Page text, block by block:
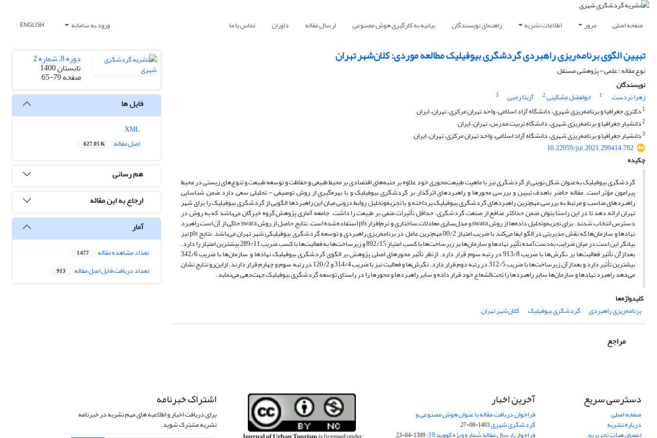
صفحه اصلی مرور اطلاعات نشریه راهنمای نویسندگان بیانیه به کارگیری هوش مصنوعی ارسال مقاله داوران تماس با ما ورود به سامانه ENGLISH
تبیین الگوی برنامه‌ریزی راهبردی گردشگری بیوفیلیک مطالعه موردی: کلان‌شهر تهران
نوع مقاله : علمی - پژوهشی مستقل
نویسندگان
زهرا تردست
1 ابولفضل مشکینی2 آزیتا رجبی
3
1 دکتری جغرافیا و برنامه‌ریزی شهری، دانشگاه آزاد اسلامی، واحد تهران مرکزی، تهران، ایران
2دانشیار جغرافیا و برنامه‌ریزی شهری، دانشگاه تربیت مدرس، تهران، ایران
3دانشیار جغرافیا و برنامه‌ریزی شهری، دانشگاه آزاد اسلامی، واحد تهران مرکزی، تهران، ایران
10.22059/jut.2021.299414.782
چکیده
گردشگری بیوفیلیک به‌عنوان شکل نوینی از گردشگری نیز با ماهیت طبیعت‌محوری خود علاوه بر جنبه‌های اقتصادی بر محیط طبیعی و حفاظت و توسعه طبیعت و تنوع‌های زیستی در محیط
پیرامون مؤثر است. مقاله حاضر باهدف تبیین و بررسی محورها و راهبردهای اثرگذار بر گردشگری بیوفیلیک و با بهره‌گیری از روش توصیفی - تحلیلی سعی دارد ضمن شناسایی
راهبردهای مناسب و مرتبط به بررسی مهم‌ترین راهبردهای گردشگری بیوفیلیک پرداخته و با تجزیه‌وتحلیل روابط درونی میان این راهبردها الگویی از گردشگری بیوفیلیک را برای شهر
تهران ارائه دهد تا در این راستا بتوان ضمن حداکثر منافع از صنعت گردشگری، حداقل تأثیرات منفی بر طبیعت را داشت. جامعه آماری پژوهش گروه خبرگان می‌باشد که به روش در
دسترس انتخاب شدند. برای تجزیه‌وتحلیل داده‌ها از روش swara و مدل‌سازی معادلات ساختاری و نرم‌افزار pls استفاده‌شده است. نتایج حاصل از روش swara حاکی از آن است راهبرد
نهادها و سازمان‌ها که نقش مدیریتی در الگو ایفا می‌کند با ضریب امتیاز 00/2 مهم‌ترین عامل در برنامه‌ریزی راهبردی و توسعه گردشگری بیوفیلیکی شهر تهران می‌باشد. نتایج pls نیز
بیانگر این است در میان ضرایب به‌دست‌آمده تأثیر نهادها و سازمان‌ها بر زیرساخت‌ها با کسب امتیاز 892/15 و زیرساخت‌ها به فعالیت‌ها با کسب ضریب 289/11 بیشترین امتیاز را دارد.
بعدازآن تأثیر فعالیت‌ها بر نگرش‌ها با ضریب 913/8 در رتبه سوم قرار دارد. ازنظر تأثیر محورهای اصلی پژوهش بر الگوی گردشگری بیوفیلیک نهادها و سازمان‌ها با ضریب 342/6
بیشترین تأثیر دارد و بعدازآن زیرساخت‌ها با ضریب 312/5 در رتبه دوم قرار دارد. نگرش‌ها و فعالیت نیز با ضریب 314/4 و 120/2 در رتبه سوم و چهارم قرار دارند. ازاین‌رو نتایج نشان
می‌دهد راهبرد نهادها و سازمان‌ها سایر راهبردها را تحت‌الشعاع خود قرار داده و سایر راهبردها و محورها را در راستای توسعه گردشگری بیوفیلیک جهت‌دهی می‌نماید.
کلیدواژه‌ها
برنامه‌ریزی راهبردی
گردشگری بیوفیلیک کلان‌شهر تهران
مراجع
دوره 8، شماره 2
تابستان 1400
صفحه65-79
فایل ها
اصل مقاله
627.05 K
هم رسانی
ارجاع به این مقاله
آمار
تعداد مشاهده مقاله 1,477
تعداد دریافت فایل اصل مقاله 913
دسترسی سریع
صفحه اصلی
درباره نشریه
اعضای هیات تحریریه
آخرین اخبار
فراخوان دریافت مقاله با عنوان هوش مصنوعی و
گردشگری شهری1403-08-27
فراخوان ارسال مقاله شماره ویژه کووید 19: 1399-04-23
اشتراک خبرنامه
برای دریافت اخبار و اطلاعیه های مهم نشریه در خبرنامه
نشریه مشترک شوید.